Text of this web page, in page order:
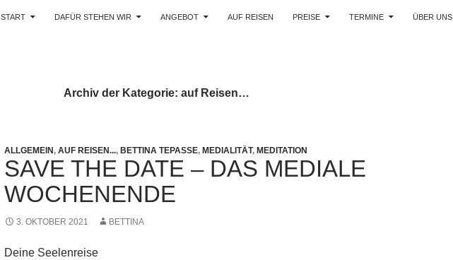
START DAFÜR STEHEN WIR ANGEBOT AUF REISEN PREISE TERMINE ÜBER UNS
Archiv der Kategorie: auf Reisen…
ALLGEMEIN, AUF REISEN..., BETTINA TEPASSE, MEDIALITÄT, MEDITATION
SAVE THE DATE – DAS MEDIALE
WOCHENENDE
3. OKTOBER 2021 BETTINA
Deine Seelenreise